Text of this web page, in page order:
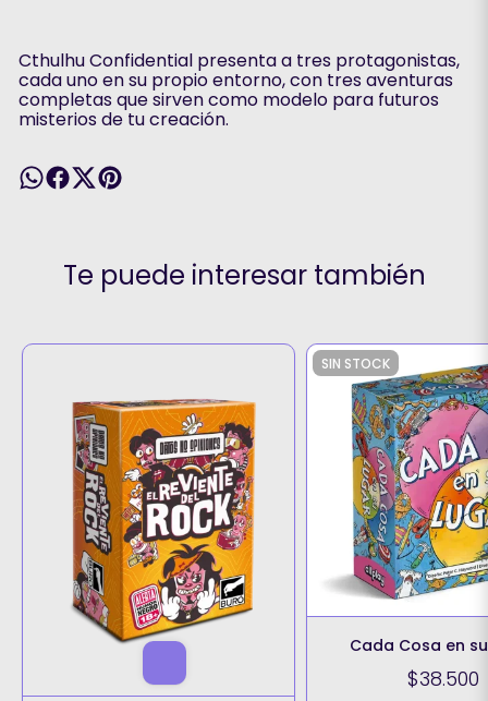
Cthulhu Confidential presenta a tres protagonistas,
cada uno en su propio entorno, con tres aventuras
completas que sirven como modelo para futuros
misterios de tu creación.
Te puede interesar también
SIN STOCK
Cada Cosa en
$38.500